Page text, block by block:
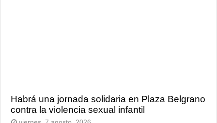
Habrá una jornada solidaria en Plaza Belgrano
contra la violencia sexual infantil